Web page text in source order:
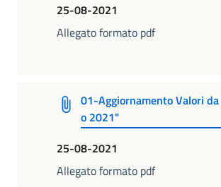
25-08-2021
Allegato formato pdf
01-Aggiornamento Valori da
o 2021"
25-08-2021
Allegato formato pdf